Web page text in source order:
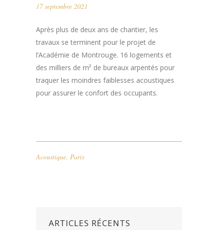
17 septembre 2021
Après plus de deux ans de chantier, les
travaux se terminent pour le projet de
l’Académie de Montrouge. 16 logements et
des milliers de m² de bureaux arpentés pour
traquer les moindres faiblesses acoustiques
pour assurer le confort des occupants.
Acoustique, Paris
ARTICLES RÉCENTS